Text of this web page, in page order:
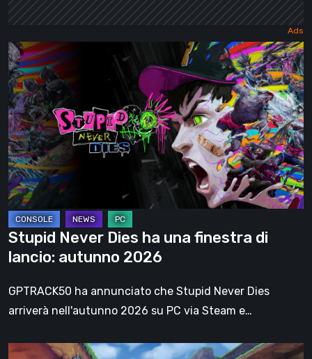
Stupid
Never
Dies
ha
una
finestra
di
lancio:
autunno
2026
Stupid Never Dies ha una finestra di
lancio: autunno 2026
GPTRACK50 ha annunciato che Stupid Never Dies
arriverà nell'autunno 2026 su PC via Steam e…
Super